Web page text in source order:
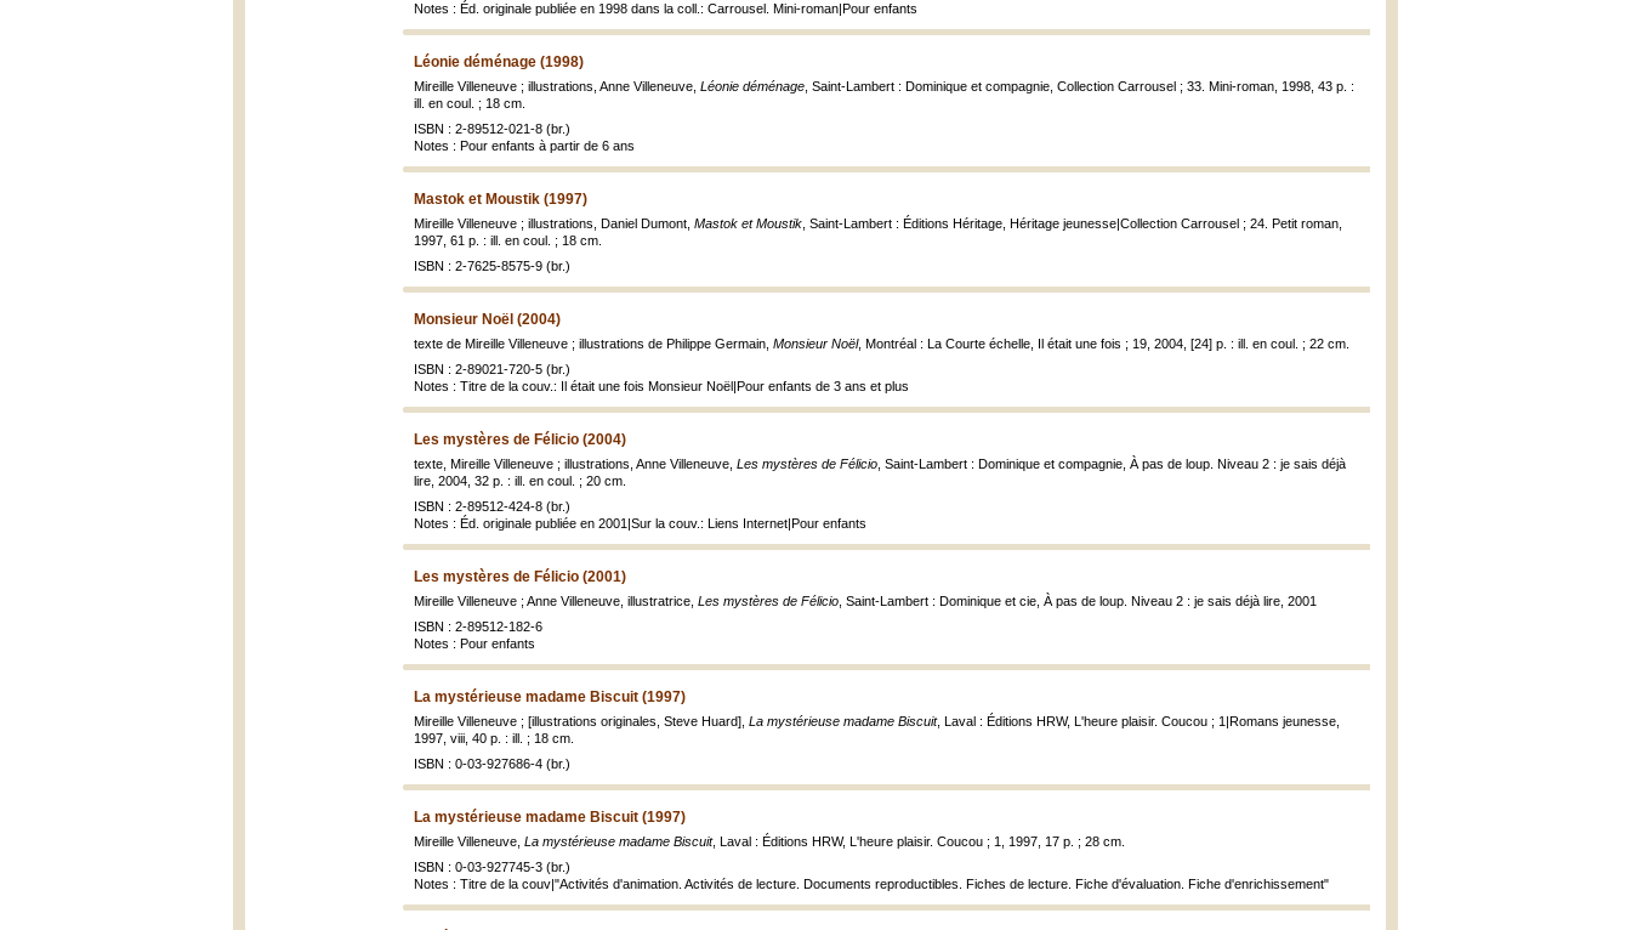
Notes : Éd. originale publiée en 1998 dans la coll.: Carrousel. Mini-roman|Pour enfants
Léonie déménage (1998)
Mireille Villeneuve ; illustrations, Anne Villeneuve, Léonie déménage , Saint-Lambert : Dominique et compagnie, Collection Carrousel ; 33. Mini-roman, 1998, 43 p. :
ill. en coul. ; 18 cm.
ISBN : 2-89512-021-8 (br.)
Notes : Pour enfants à partir de 6 ans
Mastok et Moustik (1997)
Mireille Villeneuve ; illustrations, Daniel Dumont, Mastok et Moustik , Saint-Lambert : Éditions Héritage, Héritage jeunesse|Collection Carrousel ; 24. Petit roman,
1997, 61 p. : ill. en coul. ; 18 cm.
ISBN : 2-7625-8575-9 (br.)
Monsieur Noël (2004)
texte de Mireille Villeneuve ; illustrations de Philippe Germain, Monsieur Noël, Montréal : La Courte échelle, Il était une fois ; 19, 2004, [24] p. : ill. en coul. ; 22 cm.
ISBN : 2-89021-720-5 (br.)
Notes : Titre de la couv.: Il était une fois Monsieur Noël|Pour enfants de 3 ans et plus
Les mystères de Félicio (2004)
texte, Mireille Villeneuve ; illustrations, Anne Villeneuve, Les mystères de Félicio , Saint-Lambert : Dominique et compagnie, À pas de loup. Niveau 2 : je sais déjà
lire, 2004, 32 p. : ill. en coul. ; 20 cm.
ISBN : 2-89512-424-8 (br.)
Notes : Éd. originale publiée en 2001|Sur la couv.: Liens Internet|Pour enfants
Les mystères de Félicio (2001)
Mireille Villeneuve ; Anne Villeneuve, illustratrice, Les mystères de Félicio , Saint-Lambert : Dominique et cie, À pas de loup. Niveau 2 : je sais déjà lire, 2001
ISBN : 2-89512-182-6
Notes : Pour enfants
La mystérieuse madame Biscuit (1997)
Mireille Villeneuve ; [illustrations originales, Steve Huard], La mystérieuse madame Biscuit, Laval : Éditions HRW, L'heure plaisir. Coucou ; 1|Romans jeunesse,
1997, viii, 40 p. : ill. ; 18 cm.
ISBN : 0-03-927686-4 (br.)
La mystérieuse madame Biscuit (1997)
Mireille Villeneuve, La mystérieuse madame Biscuit, Laval : Éditions HRW, L'heure plaisir. Coucou ; 1, 1997, 17 p. ; 28 cm.
ISBN : 0-03-927745-3 (br.)
Notes : Titre de la couv|"Activités d'animation. Activités de lecture. Documents reproductibles. Fiches de lecture. Fiche d'évaluation. Fiche d'enrichissement"